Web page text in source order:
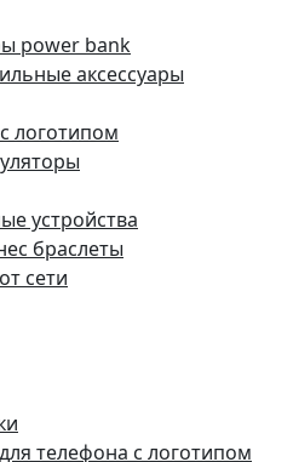
power bank
аксессуары
логотипом
устройства
браслеты
сети
телефона с логотипом